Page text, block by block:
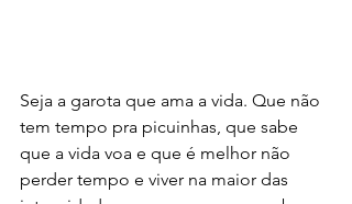
Seja a garota que ama a vida. Que não
tem tempo pra picuinhas, que sabe
que a vida voa e que é melhor não
perder tempo e viver na maior das